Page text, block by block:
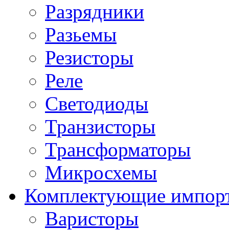
Разрядники
Разьемы
Резисторы
Реле
Светодиоды
Транзисторы
Трансформаторы
Микросхемы
Комплектующие
Варисторы